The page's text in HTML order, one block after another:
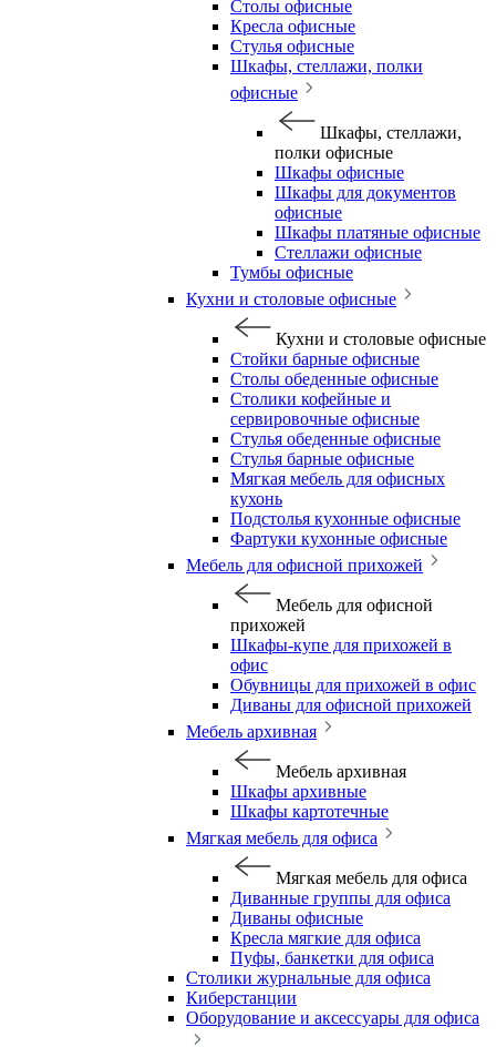
Столы офисные
Кресла офисные
Стулья офисные
Шкафы, стеллажи, полки
офисные
Шкафы, стеллажи,
полки офисные
Шкафы офисные
Шкафы для документов
офисные
Шкафы платяные офисные
Стеллажи офисные
Тумбы офисные
Кухни и столовые офисные
Кухни и столовые офисные
Стойки барные офисные
Столы обеденные офисные
Столики кофейные и
сервировочные офисные
Стулья обеденные офисные
Стулья барные офисные
Мягкая мебель для офисных
кухонь
Подстолья кухонные офисные
Фартуки кухонные офисные
Мебель для офисной прихожей
Мебель для офисной
прихожей
Шкафы-купе для прихожей в
офис
Обувницы для прихожей в офис
Диваны для офисной прихожей
Мебель архивная
Мебель архивная
Шкафы архивные
Шкафы картотечные
Мягкая мебель для офиса
Мягкая мебель для офиса
Диванные группы для офиса
Диваны офисные
Кресла мягкие для офиса
Пуфы, банкетки для офиса
Столики журнальные для офиса
Киберстанции
Оборудование и аксессуары для офиса